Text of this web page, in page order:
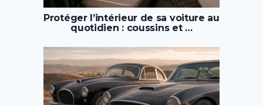
Protéger l’intérieur de sa voiture au
quotidien : coussins et …